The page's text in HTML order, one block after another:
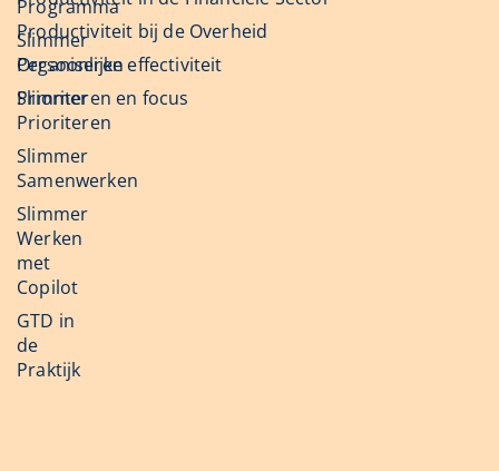
Programma
Slimmer
Organiseren
Slimmer
Prioriteren
Slimmer
Samenwerken
Slimmer
Werken
met
Copilot
GTD in
de
Praktijk
Productiviteit bij de Overheid
Persoonlijke effectiviteit
Prioriteren en focus